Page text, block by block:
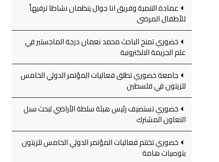
عمادة التنمية وفريق انا جوال ينظمان نشاطا ترفيهاً
للأطفال المرضى
خضوري تمنح الباحث محمد نعمان درجة الماجستير في
علم الجريمة الالكترونية
جامعة خضوري تطلق فعاليات المؤتمر الدولي الخامس
للزيتون في فلسطين
خضوري تستضيف رئيس هيئة سلطة الأراضي لبحث سبل
التعاون المشترك
خضوري تختتم فعاليات المؤتمر الدولي الخامس للزيتون
بتوصيات هامة